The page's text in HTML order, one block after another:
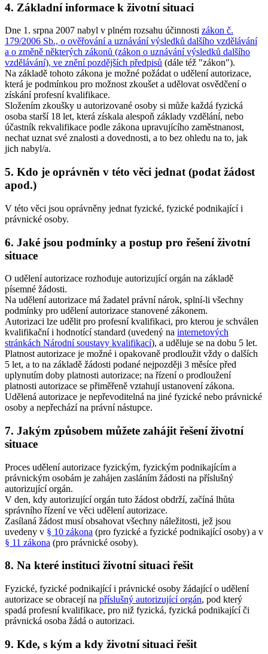
4. Základní informace k životní situaci
Dne 1. srpna 2007 nabyl v plném rozsahu účinnosti zákon č.
179/2006 Sb., o ověřování a uznávání výsledků dalšího vzdělávání
a o změně některých zákonů (zákon o uznávání výsledků dalšího
vzdělávání), ve znění pozdějších předpisů (dále též "zákon").
Na základě tohoto zákona je možné požádat o udělení autorizace,
která je podmínkou pro možnost zkoušet a udělovat osvědčení o
získání profesní kvalifikace.
Složením zkoušky u autorizované osoby si může každá fyzická
osoba starší 18 let, která získala alespoň základy vzdělání, nebo
účastník rekvalifikace podle zákona upravujícího zaměstnanost,
nechat uznat své znalosti a dovednosti, a to bez ohledu na to, jak
jich nabyl/a.
5. Kdo je oprávněn v této věci jednat (podat žádost
apod.)
V této věci jsou oprávněny jednat fyzické, fyzické podnikající i
právnické osoby.
6. Jaké jsou podmínky a postup pro řešení životní
situace
O udělení autorizace rozhoduje autorizující orgán na základě
písemné žádosti.
Na udělení autorizace má žadatel právní nárok, splní-li všechny
podmínky pro udělení autorizace stanovené zákonem.
Autorizaci lze udělit pro profesní kvalifikaci, pro kterou je schválen
kvalifikační i hodnotící standard (uvedený na internetových
stránkách Národní soustavy kvalifikací), a uděluje se na dobu 5 let.
Platnost autorizace je možné i opakovaně prodloužit vždy o dalších
5 let, a to na základě žádosti podané nejpozději 3 měsíce před
uplynutím doby platnosti autorizace; na řízení o prodloužení
platnosti autorizace se přiměřeně vztahují ustanovení zákona.
Udělená autorizace je nepřevoditelná na jiné fyzické nebo právnické
osoby a nepřechází na právní nástupce.
7. Jakým způsobem můžete zahájit řešení životní
situace
Proces udělení autorizace fyzickým, fyzickým podnikajícím a
právnickým osobám je zahájen zasláním žádosti na příslušný
autorizující orgán.
V den, kdy autorizující orgán tuto žádost obdrží, začíná lhůta
správního řízení ve věci udělení autorizace.
Zasílaná žádost musí obsahovat všechny náležitosti, jež jsou
uvedeny v § 10 zákona (pro fyzické a fyzické podnikající osoby) a v
§ 11 zákona (pro právnické osoby).
8. Na které instituci životní situaci řešit
Fyzické, fyzické podnikající i právnické osoby žádající o udělení
autorizace se obracejí na příslušný autorizující orgán, pod který
spadá profesní kvalifikace, pro niž fyzická, fyzická podnikající či
právnická osoba žádá o autorizaci.
9. Kde, s kým a kdy životní situaci řešit